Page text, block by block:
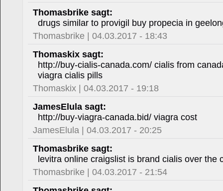
Thomasbrike sagt:
drugs similar to provigil buy propecia in
Thomasbrike | 04.03.2017 - 18:43
Thomaskix sagt:
http://buy-cialis-canada.com/ cialis from
viagra cialis pills
Thomaskix | 04.03.2017 - 19:18
JamesElula sagt:
http://buy-viagra-canada.bid/ viagra cost
JamesElula | 04.03.2017 - 20:25
Thomasbrike sagt:
levitra online craigslist is brand cialis over the
Thomasbrike | 04.03.2017 - 21:54